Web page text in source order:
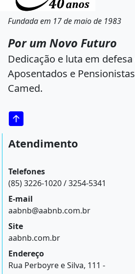
Fundada em 17 de maio de 1983
Por um Novo Futuro
Dedicação e luta em
Aposentados e
Camed.
Atendimento
Telefones
(85) 3226-1020 / 3254-5341
E-mail
aabnb@aabnb.com.br
Site
aabnb.com.br
Endereço
Rua Perboyre e Silva, 111 -